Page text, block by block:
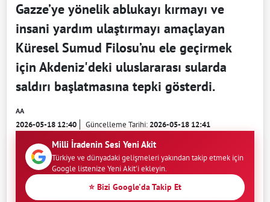
Gazze’ye yönelik ablukayı kırmayı ve
insani yardım ulaştırmayı amaçlayan
Küresel Sumud Filosu’nu ele geçirmek
için Akdeniz'deki uluslararası sularda
saldırı başlatmasına tepki gösterdi.
AA
2026-05-18 12:40 Güncelleme Tarihi:2026-05-18 12:41
Milli İradenin Sesi Yeni Akit
Türkiye ve dünyadaki gelişmeleri yakından takip etmek için
Google listenize Yeni Akit'i ekleyin.
⭐ Bizi Google'da Takip Et